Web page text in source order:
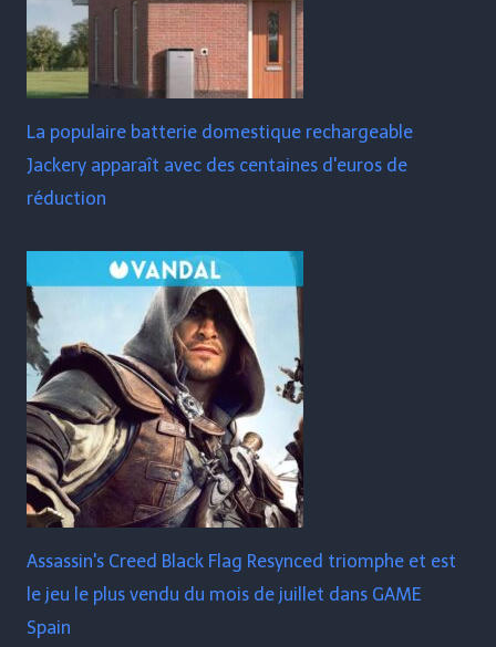
La populaire batterie domestique rechargeable
Jackery apparaît avec des centaines d'euros de
réduction
Assassin's Creed Black Flag Resynced triomphe et est
le jeu le plus vendu du mois de juillet dans GAME
Spain